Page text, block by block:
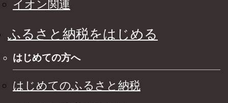
イオン関連
ふるさと納税をはじめる
はじめての方へ
はじめてのふるさと納税